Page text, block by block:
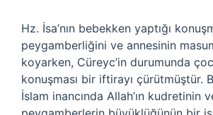
Hz. İsa’nın bebekken yaptığı
peygamberliğini ve annesinin
koyarken, Cüreyc’in durumunda
konuşması bir iftirayı çürütmüştür.
İslam inancında Allah’ın kudretinin